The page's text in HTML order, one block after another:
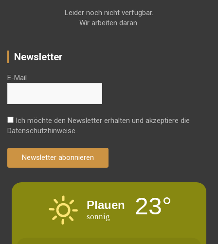
Leider noch nicht verfügbar.
Wir arbeiten daran.
Newsletter
E-Mail
Ich möchte den Newsletter erhalten und akzeptiere die
Datenschutzhinweise.
Newsletter abonnieren
Plauen
sonnig 23°